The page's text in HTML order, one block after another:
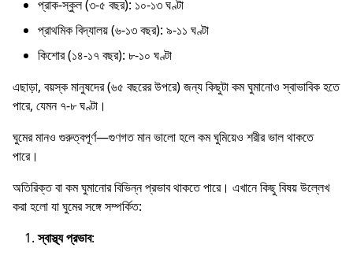
প্রাক-স্কুল (৩-৫ বছর): ১০-১৩ ঘণ্টা
প্রাথমিক বিদ্যালয় (৬-১৩ বছর): ৯-১১ ঘণ্টা
কিশোর (১৪-১৭ বছর): ৮-১০ ঘণ্টা
এছাড়া, বয়স্ক মানুষদের (৬৫ বছরের উপরে) জন্য কিছুটা কম ঘুমানোও স্বাভাবিক হতে
পারে, যেমন ৭-৮ ঘণ্টা।
ঘুমের মানও গুরুত্বপূর্ণ—গুণগত মান ভালো হলে কম ঘুমিয়েও শরীর ভাল থাকতে
পারে।
অতিরিক্ত বা কম ঘুমানোর বিভিন্ন প্রভাব থাকতে পারে। এখানে কিছু বিষয় উল্লেখ
করা হলো যা ঘুমের সঙ্গে সম্পর্কিত:
স্বাস্থ্য প্রভাব: